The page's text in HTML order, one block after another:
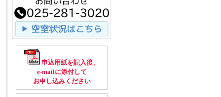
申込用紙を記入後、
e-mailに添付して
お申し込みください